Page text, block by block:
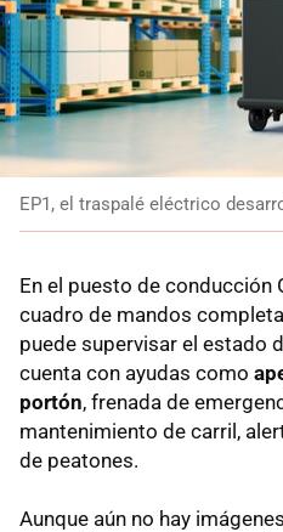
EP1, el traspalé eléctrico
En el puesto de conducción
cuadro de mandos
puede supervisar el estado
cuenta con ayudas como
portón, frenada de
mantenimiento de carril,
de peatones.
Aunque aún no hay